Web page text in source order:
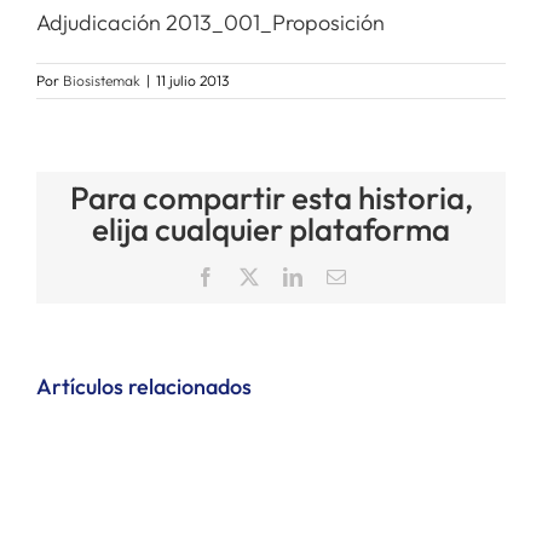
APOYO I+D+I
NOTICIAS
Adjudicación 2013_001_Proposición
Por Biosistemak | 11 julio 2013
Para compartir esta historia,
elija cualquier plataforma
Facebook LinkedInCorreo
Artículos relacionados